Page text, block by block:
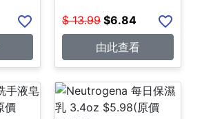
$ 13.99 $6.84
由此查看